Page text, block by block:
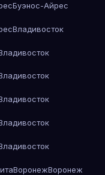
Буэнос-Айрес
Владивосток
ВоронежВоронеж